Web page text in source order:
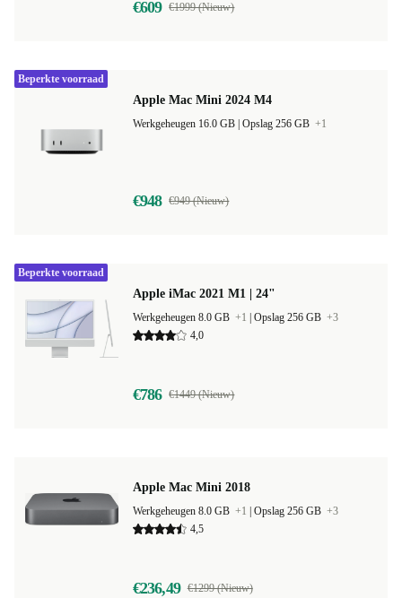
€609 €1999 (Nieuw)
Apple Mac Mini 2024 M4
Opslag 256 GB +1
€948 €949 (Nieuw)
Beperkte voorraad
Apple iMac 2021 M1 | 24"
Werkgeheugen 8.0 GB +1 Opslag 256 GB +3
4,0
€786 €1449 (Nieuw)
Beperkte voorraad
Apple Mac Mini 2018
Werkgeheugen 8.0 GB +1 Opslag 256 GB +3
4,5
€236,49 €1299 (Nieuw)